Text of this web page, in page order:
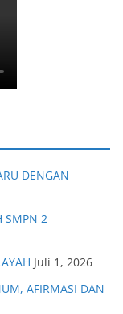
DENGAN
SMPN 2
Juli 1, 2026
AFIRMASI DAN